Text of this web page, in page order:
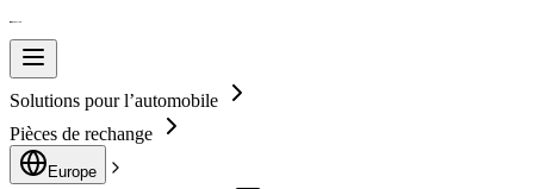
Solutions pour l’automobile
Pièces de rechange
Europe